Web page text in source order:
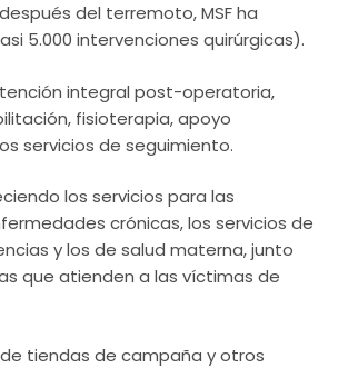
del terremoto, MSF ha
5.000 intervenciones quirúrgicas).
integral post-operatoria,
fisioterapia, apoyo
servicios de seguimiento.
los servicios para las
crónicas, los servicios de
y los de salud materna, junto
que atienden a las víctimas de
tiendas de campaña y otros